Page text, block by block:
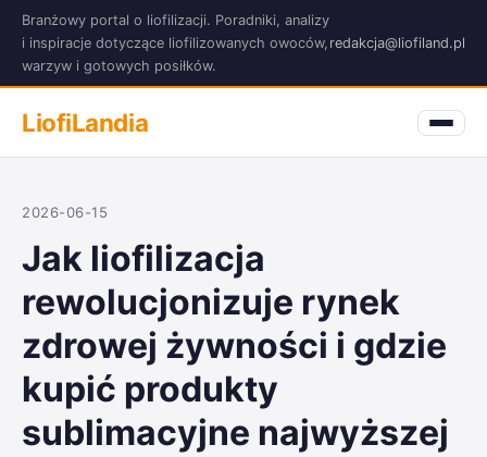
Branżowy portal o liofilizacji. Poradniki, analizy
i inspiracje dotyczące liofilizowanych owoców,
warzyw i gotowych posiłków.
redakcja@liofiland.pl
LiofiLandia
2026-06-15
Jak liofilizacja
rewolucjonizuje rynek
zdrowej żywności i gdzie
kupić produkty
sublimacyjne najwyższej